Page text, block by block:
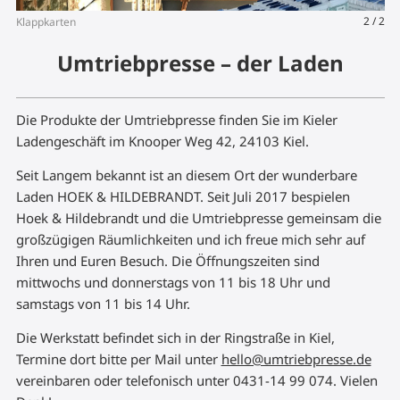
Klappkarten 2/2
Umtriebpresse – der Laden
Die Produkte der Umtriebpresse finden Sie im Kieler
Ladengeschäft im Knooper Weg 42, 24103 Kiel.
Seit Langem bekannt ist an diesem Ort der wunderbare
Laden HOEK & HILDEBRANDT. Seit Juli 2017 bespielen
Hoek & Hildebrandt und die Umtriebpresse gemeinsam die
großzügigen Räumlichkeiten und ich freue mich sehr auf
Ihren und Euren Besuch. Die Öffnungszeiten sind
mittwochs und donnerstags von 11 bis 18 Uhr und
samstags von 11 bis 14 Uhr.
Die Werkstatt befindet sich in der Ringstraße in Kiel,
Termine dort bitte per Mail unter hello@umtriebpresse.de
vereinbaren oder telefonisch unter 0431-14 99 074. Vielen